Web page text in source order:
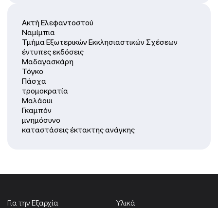
Ακτή Ελεφαντοστού
Ναμίμπια
Τμήμα Εξωτερικών Εκκλησιαστικών Σχέσεων
έντυπες εκδόσεις
Μαδαγασκάρη
Τόγκο
Πάσχα
τρομοκρατία
Μαλάουι
Γκαμπόν
μνημόσυνο
καταστάσεις έκτακτης ανάγκης
Για την Εξαρχία Υλικά